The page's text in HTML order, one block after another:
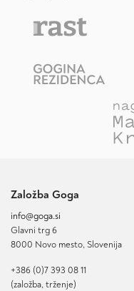
Založba Goga
info@goga.si
Glavni trg 6
8000 Novo mesto, Slovenija
+386 (0)7 393 08 11
(založba, trženje)